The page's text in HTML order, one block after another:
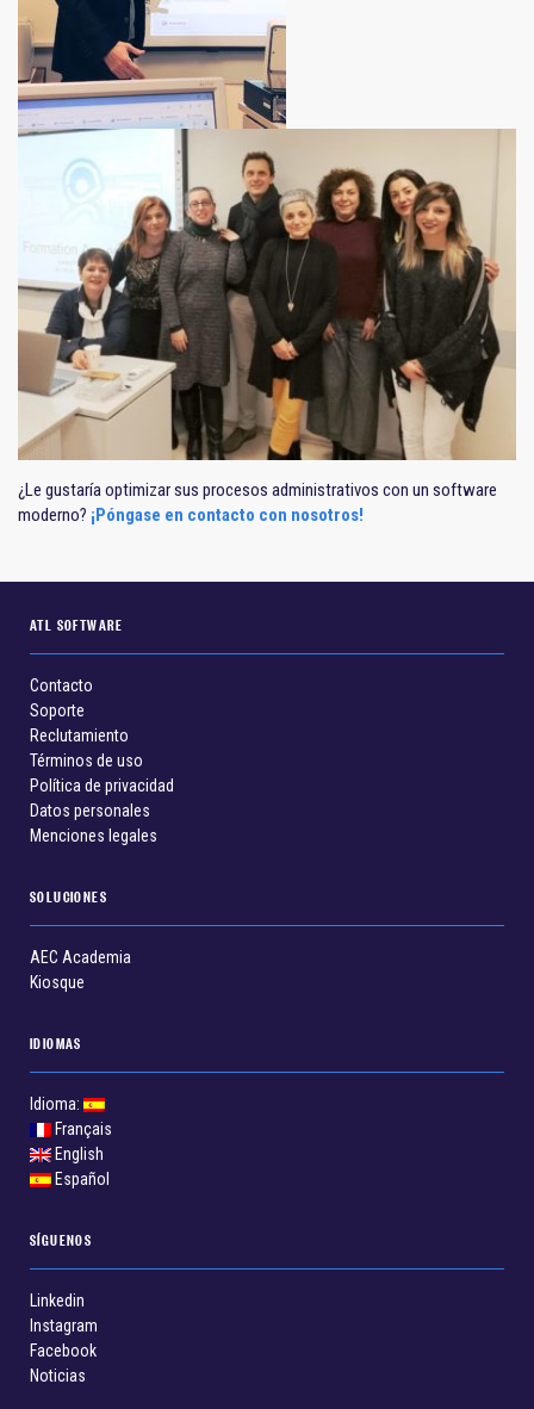
¿Le gustaría optimizar sus procesos administrativos con un software
moderno? ¡Póngase en contacto con nosotros!
ATL SOFTWARE
Contacto
Soporte
Reclutamiento
Términos de uso
Política de privacidad
Datos personales
Menciones legales
SOLUCIONES
AEC Academia
Kiosque
IDIOMAS
Idioma:
Français
English
Español
SÍGUENOS
Linkedin
Instagram
Facebook
Noticias